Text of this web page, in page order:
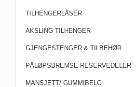
TILHENGERLÅSER
AKSLING TILHENGER
GJENGESTENGER & TILBEHØR
PÅLØPSBREMSE RESERVEDELER
MANSJETT/ GUMMIBELG